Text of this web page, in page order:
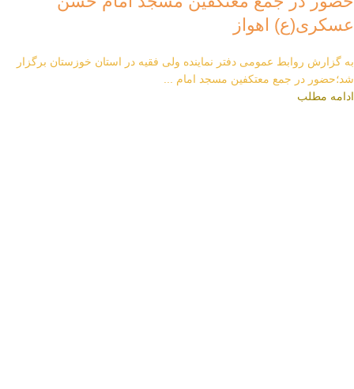
عسکری(ع) اهواز
به گزارش روابط عمومی دفتر نماینده ولی فقیه در استان خوزستان برگزار
شد؛حضور در جمع معتکفین مسجد امام ...
ادامه مطلب